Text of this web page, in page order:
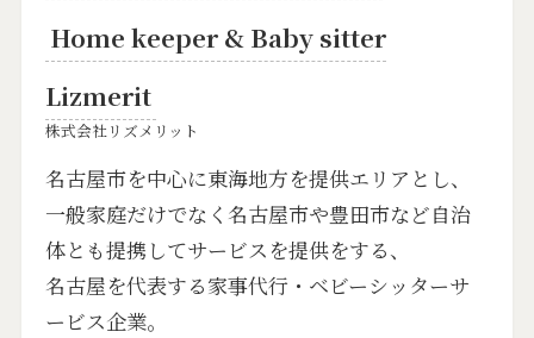
Home keeper & Baby sitter
Lizmerit
株式会社リズメリット
名古屋市を中心に東海地方を提供エリアとし、
一般家庭だけでなく名古屋市や豊田市など自治
体とも提携してサービスを提供をする、
名古屋を代表する家事代行・ベビーシッターサ
ービス企業。